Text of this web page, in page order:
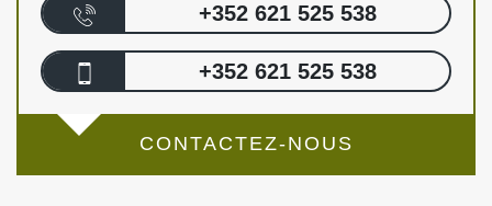
+352 621 525 538
+352 621 525 538
CONTACTEZ-NOUS